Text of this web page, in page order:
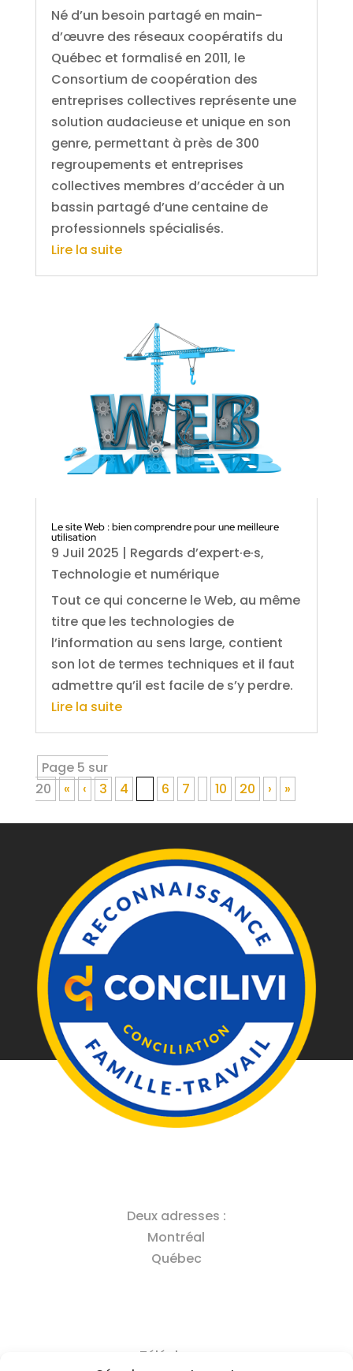
Né d’un besoin partagé en main-
d’œuvre des réseaux coopératifs du
Québec et formalisé en 2011, le
Consortium de coopération des
entreprises collectives représente une
solution audacieuse et unique en son
genre, permettant à près de 300
regroupements et entreprises
collectives membres d’accéder à un
bassin partagé d’une centaine de
professionnels spécialisés.
Lire la suite
Le site Web : bien comprendre pour une meilleure
utilisation
9 Juil 2025 | Regards d’expert·e·s,
Technologie et numérique
Tout ce qui concerne le Web, au même
titre que les technologies de
l’information au sens large, contient
son lot de termes techniques et il faut
admettre qu’il est facile de s’y perdre.
Lire la suite
Page 5 sur
20
« ‹ 3 4 6 7 10 20 › »
Deux adresses :
Montréal
Québec
Téléphone :